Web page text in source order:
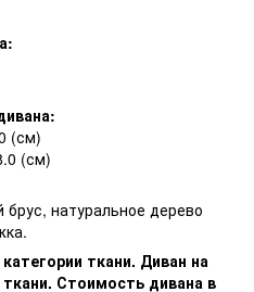
(см)
(см)
натуральное дерево
ткани. Диван на
Стоимость дивана в